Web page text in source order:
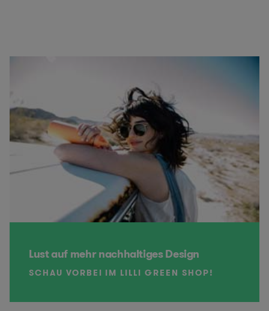
Lust auf mehr nachhaltiges Design
SCHAU VORBEI IM LILLI GREEN SHOP!